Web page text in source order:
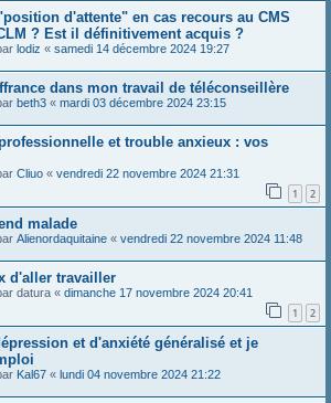
d'attente" en cas recours au CMS
? Est il définitivement acquis ?
lodiz « samedi 14 décembre 2024 19:27
dans mon travail de téléconseillère
beth3 « mardi 03 décembre 2024 23:15
et trouble anxieux : vos
Cliuo « vendredi 22 novembre 2024 21:31
1 2
malade
Alienordaquitaine « vendredi 22 novembre 2024 11:48
d'aller travailler
datura « dimanche 17 novembre 2024 20:41
1 2
et d'anxiété généralisé et je
Kal67 « lundi 04 novembre 2024 21:22